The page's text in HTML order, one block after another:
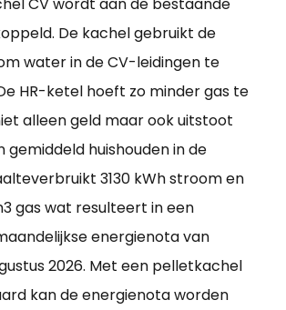
CV wordt aan de bestaande
De kachel gebruikt de
water in de CV-leidingen te
HR-ketel hoeft zo minder gas te
alleen geld maar ook uitstoot
gemiddeld huishouden in de
3130 kWh stroom en
gas wat resulteert in een
energienota van
2026. Met een pelletkachel
kan de energienota worden